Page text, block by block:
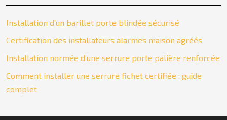
Installation d’un barillet porte blindée sécurisé
Certification des installateurs alarmes maison agréés
Installation normée d’une serrure porte palière renforcée
Comment installer une serrure fichet certifiée : guide
complet